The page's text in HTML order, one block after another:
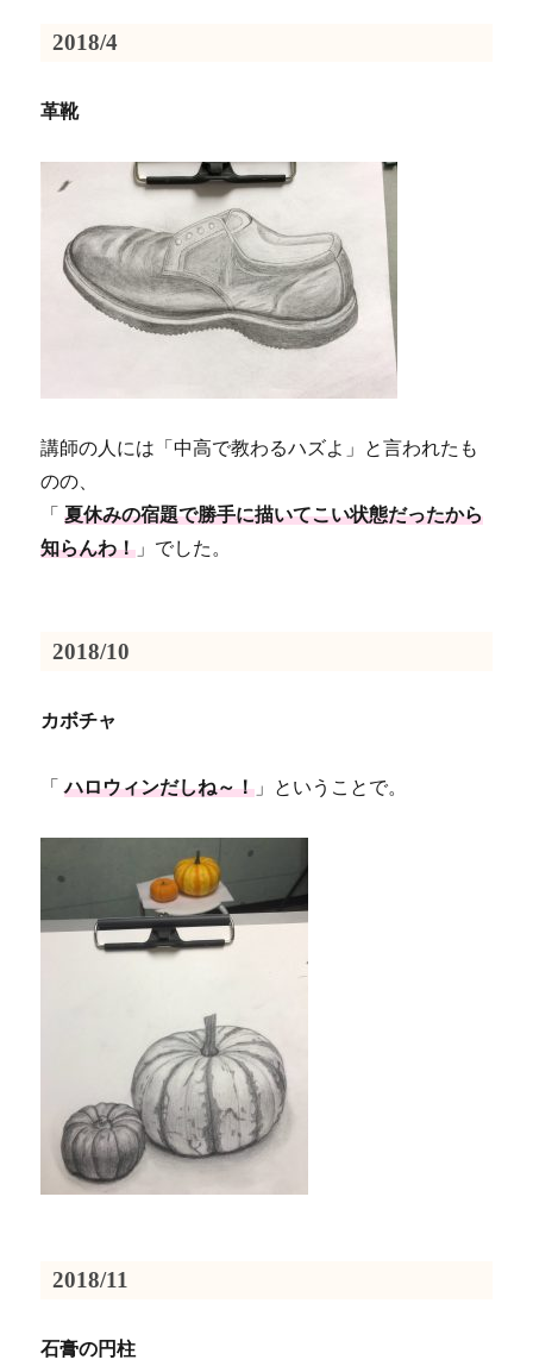
2018/4
革靴
講師の人には「中高で教わるハズよ」と言われたも
のの、
「
夏休みの宿題で勝手に描いてこい状態だったから
知らんわ！ 」でした。
2018/10
カボチャ
「 ハロウィンだしね～！ 」ということで。
2018/11
石膏の円柱